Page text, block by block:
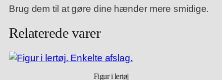
e
n
i
Brug dem til at gøre dine hænder mere smidige.
Relaterede varer
Figur i lertøj